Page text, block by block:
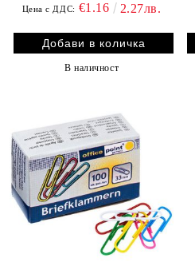
Цена с ДДС: €1.16 2.27лв.
В наличност